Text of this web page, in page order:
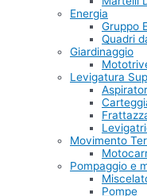
Energia
Gruppo
Quadri
Giardinaggio
Levigatura
Movimento
Pompaggio e
Pompe